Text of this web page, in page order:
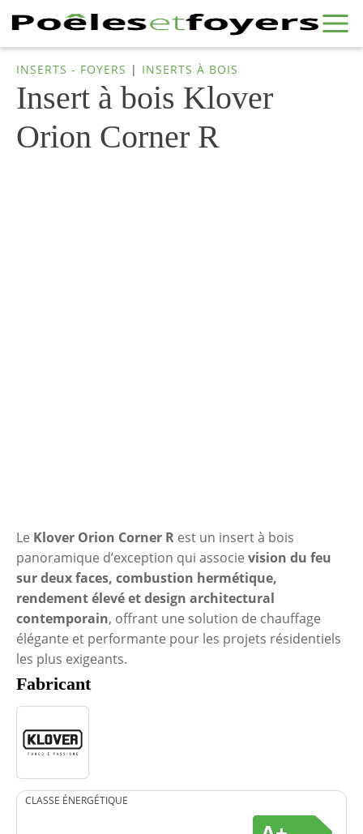
INSERTS - FOYERS | INSERTS À BOIS
Insert à bois Klover
Orion Corner R
Le Klover Orion Corner R est un insert à bois
panoramique d’exception qui associe vision du feu
sur deux faces, combustion hermétique,
rendement élevé et design architectural
contemporain, offrant une solution de chauffage
élégante et performante pour les projets résidentiels
les plus exigeants.
Fabricant
CLASSE ÉNERGÉTIQUE